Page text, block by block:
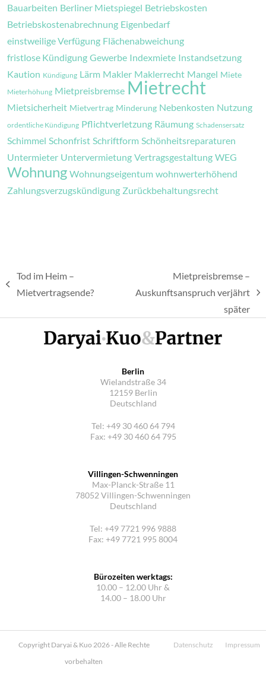
Bauarbeiten Berliner Mietspiegel Betriebskosten
Betriebskostenabrechnung Eigenbedarf
einstweilige Verfügung Flächenabweichung
fristlose Kündigung Gewerbe Indexmiete Instandsetzung
Kaution Kündigung Lärm Makler Maklerrecht Mangel Miete
Mieterhöhung Mietpreisbremse Mietrecht
Mietsicherheit Mietvertrag Minderung Nebenkosten Nutzung
ordentliche Kündigung Pflichtverletzung Räumung Schadensersatz
Schimmel Schonfrist Schriftform Schönheitsreparaturen
Untermieter Untervermietung Vertragsgestaltung WEG
Wohnung Wohnungseigentum wohnwerterhöhend
Zahlungsverzugskündigung Zurückbehaltungsrecht
vorheriger
Tod im Heim –
Mietvertragsende?
Nächster
Beitrag:
Mietpreisbremse –
Auskunftsanspruch verjährt
später
Berlin
Wielandstraße 34
12159 Berlin
Deutschland
Tel: +49 30 460 64 794
Fax: +49 30 460 64 795
Villingen-Schwenningen
Max-Planck-Straße 11
78052 Villingen-Schwenningen
Deutschland
Tel: +49 7721 996 9888
Fax: +49 7721 995 8004
Bürozeiten werktags:
10.00 – 12.00 Uhr &
14.00 – 18.00 Uhr
Copyright Daryai & Kuo 2026 - Alle Rechte
vorbehalten
Datenschutz Impressum